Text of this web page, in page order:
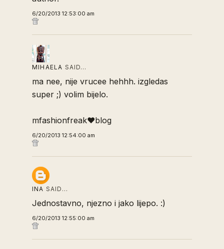
6/20/2013 12:53:00 am
MIHAELA SAID…
ma nee, nije vrucee hehhh. izgledas
super ;) volim bijelo.
mfashionfreak♥blog
6/20/2013 12:54:00 am
INA SAID…
Jednostavno, njezno i jako lijepo. :)
6/20/2013 12:55:00 am